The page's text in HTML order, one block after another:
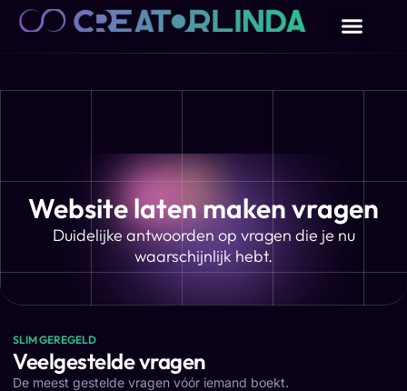
Website laten maken vragen
Duidelijke antwoorden op vragen die je nu
waarschijnlijk hebt.
SLIM GEREGELD
Veelgestelde vragen
De meest gestelde vragen vóór iemand boekt.